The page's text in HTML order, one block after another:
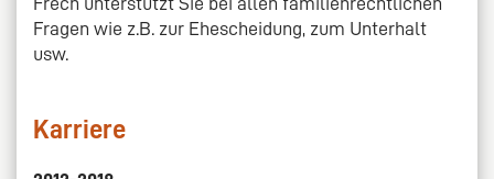
Fragen wie z.B. zur Ehescheidung, zum Unterhalt
usw.
Karriere